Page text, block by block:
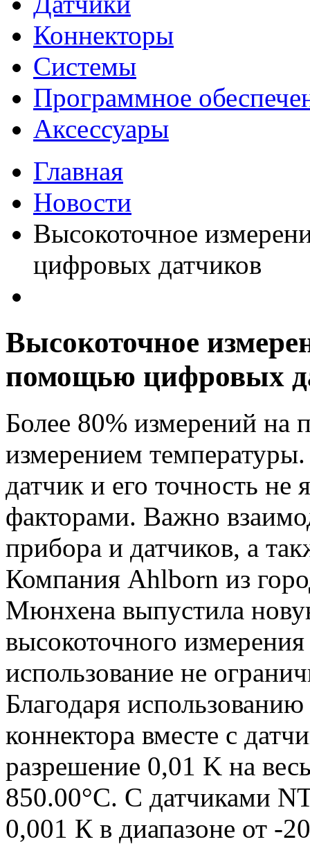
Коннекторы
Системы
Программное
Аксессуары
Главная
Новости
Высокоточное
цифровых датчиков
Высокоточное
помощью цифровых
Более 80% измерений на
измерением
датчик и его точность
факторами. Важно
прибора и датчиков, а
Компания Ahlborn из
Мюнхена выпустила
высокоточного
использование не
Благодаря
коннектора вместе с
разрешение 0,01 K на
850.00°C. С датчиками
0,001 К в диапазоне от -